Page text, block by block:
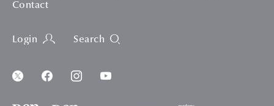
Contact
Login Search